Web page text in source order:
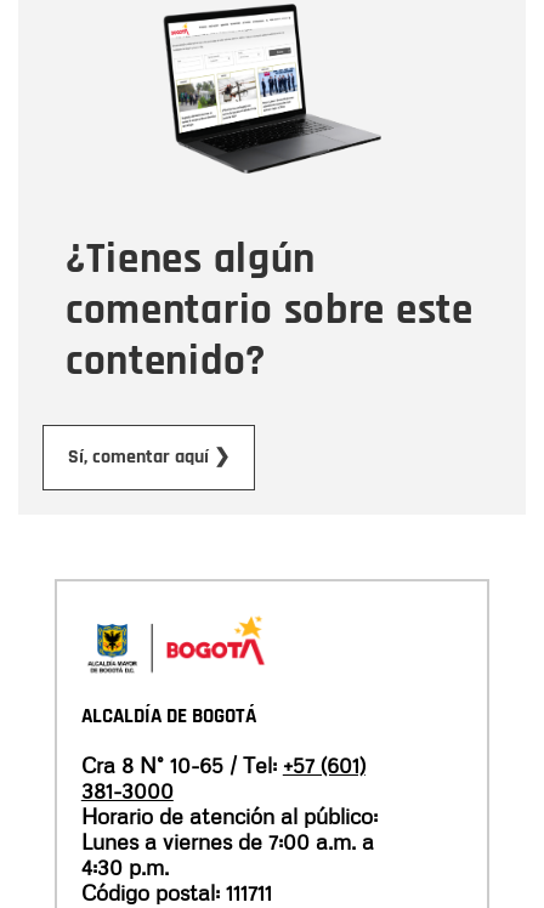
¿Tienes algún
comentario sobre este
contenido?
Sí, comentar aquí ❯
Correo electrónico
Tipo de comentario
Mensaje
ALCALDÍA DE BOGOTÁ
Cra 8 N° 10-65 / Tel: +57 (601)
381-3000
Horario de atención al público:
Lunes a viernes de 7:00 a.m. a
4:30 p.m.
Código postal: 111711